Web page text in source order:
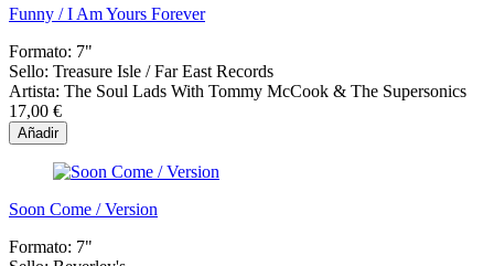
Funny / I Am Yours Forever
Formato: 7"
Sello: Treasure Isle / Far East Records
Artista: The Soul Lads With Tommy McCook & The Supersonics
17,00 €
Añadir
Soon Come / Version
Formato: 7"